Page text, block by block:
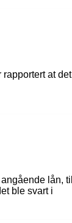
at det
lån, til
ble svart i